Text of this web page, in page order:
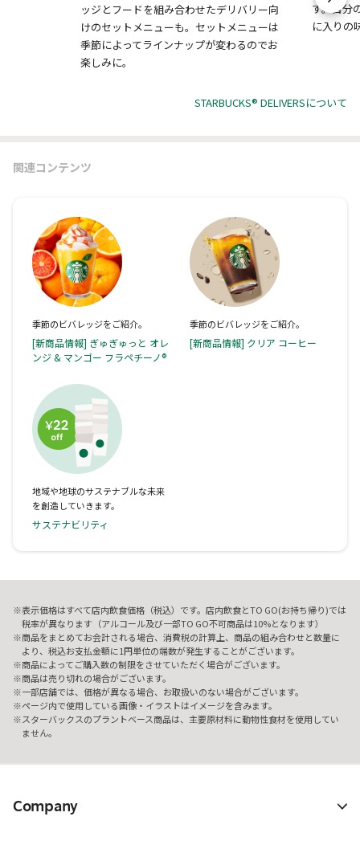
ッジとフードを組み合わせたデリバリー向
けのセットメニューも。セットメニューは
季節によってラインナップが変わるのでお
楽しみに。
す。自分
に入りの
STARBUCKS® DELIVERSについて
関連コンテンツ
季節のビバレッジをご紹介。
[新商品情報] ぎゅぎゅっと オレ
ンジ & マンゴー フラペチーノ®
季節のビバレッジをご紹介。
[新商品情報] クリア コーヒー
地域や地球のサステナブルな未来
を創造していきます。
サステナビリティ
表示価格はすべて店内飲食価格（税込）です。店内飲食とTO GO(お持ち帰り)では
税率が異なります（アルコール及び一部TO GO不可商品は10%となります）
商品をまとめてお会計される場合、消費税の計算上、商品の組み合わせと数量に
より、税込お支払金額に1円単位の端数が発生することがございます。
商品によってご購入数の制限をさせていただく場合がございます。
商品は売り切れの場合がございます。
一部店舗では、価格が異なる場合、お取扱いのない場合がございます。
ページ内で使用している画像・イラストはイメージを含みます。
スターバックスのプラントベース商品は、主要原材料に動物性食材を使用してい
ません。
Company